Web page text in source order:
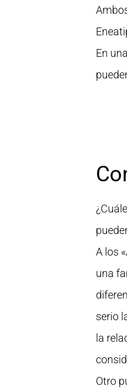
En
A los
una
serio
la
Otro